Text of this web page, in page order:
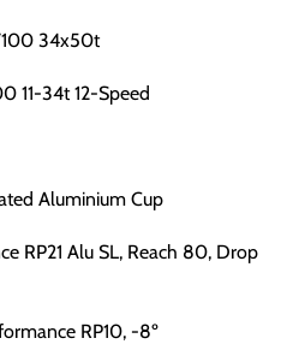
34x50t
11-34t 12-Speed
Aluminium Cup
RP21 Alu SL, Reach 80, Drop
RP10, -8º